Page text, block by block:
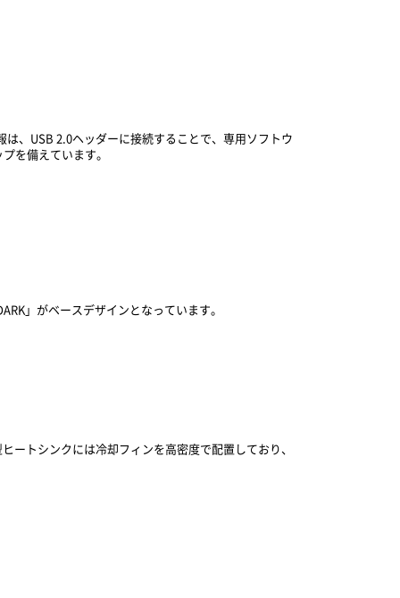
、USB 2.0ヘッダーに接続することで、専用ソフトウ
を備えています。
」がベースデザインとなっています。
ートシンクには冷却フィンを高密度で配置しており、